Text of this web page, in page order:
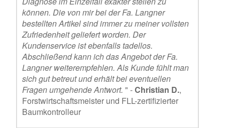
können. Die von mir bei der Fa. Langner
bestellten Artikel sind immer zu meiner vollsten
Zufriedenheit geliefert worden. Der
Kundenservice ist ebenfalls tadellos.
Abschließend kann ich das Angebot der Fa.
Langner weiterempfehlen. Als Kunde fühlt man
sich gut betreut und erhält bei eventuellen
Fragen umgehende Antwort. " -Christian D.,
Forstwirtschaftsmeister und FLL-zertifizierter
Baumkontrolleur